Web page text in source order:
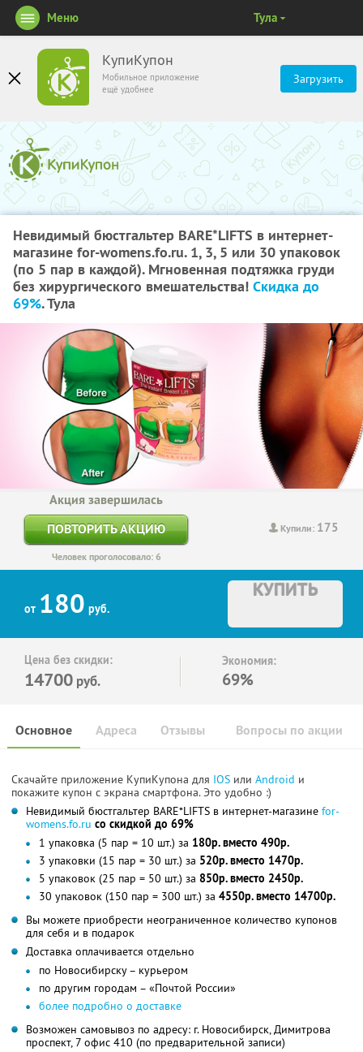
КупиКупон
Мобильное приложение
ещё удобнее
Загрузить
Меню Тула
Невидимый бюстгальтер BARE*LIFTS в интернет-
магазине for-womens.fo.ru. 1, 3, 5 или 30 упаковок
(по 5 пар в каждой). Мгновенная подтяжка груди
без хирургического вмешательства! Скидка до
69%. Тула
Купили: 175
Акция завершилась
ПОВТОРИТЬ АКЦИЮ
Человек проголосовало: 6
от 180 руб.
КУПИТЬ
Цена без скидки:
14700 руб.
Экономия:
69%
Основное Отзывы Вопросы по акции
Адреса
Скачайте приложение КупиКупона для IOS или Android и
покажите купон с экрана смартфона. Это удобно :)
Невидимый бюстгальтер BARE*LIFTS в интернет-магазине for-
womens.fo.ru со скидкой до 69%
1 упаковка (5 пар = 10 шт.) за 180р. вместо 490р.
3 упаковки (15 пар = 30 шт.) за 520р. вместо 1470р.
5 упаковок (25 пар = 50 шт.) за 850р. вместо 2450р.
30 упаковок (150 пар = 300 шт.) за 4550р. вместо 14700р.
Вы можете приобрести неограниченное количество купонов
для себя и в подарок
Доставка оплачивается отдельно
по Новосибирску – курьером
по другим городам – «Почтой России»
более подробно о доставке
Возможен самовывоз по адресу: г. Новосибирск, Димитрова
проспект, 7 офис 410 (по предварительной записи)